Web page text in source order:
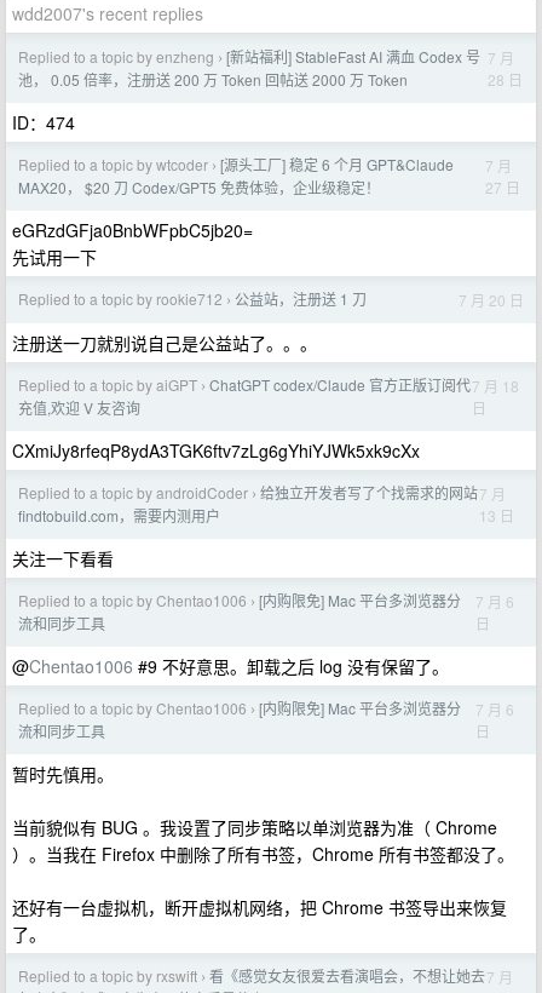
wdd2007's recent replies
Replied to a topic by enzheng › [新站福利] StableFast AI 满血 Codex 号
池， 0.05 倍率，注册送 200 万 Token 回帖送 2000 万 Token
7 月
28 日
ID：474
Replied to a topic by wtcoder › [源头工厂] 稳定 6 个月 GPT&Claude
MAX20， $20 刀 Codex/GPT5 免费体验，企业级稳定！
7 月
27 日
eGRzdGFja0BnbWFpbC5jb20=
先试用一下
Replied to a topic by rookie712 › 公益站，注册送 1 刀 7 月 20 日
注册送一刀就别说自己是公益站了。。。
Replied to a topic by aiGPT › ChatGPT codex/Claude 官方正版订阅代
充值,欢迎 V 友咨询
7 月 18
日
CXmiJy8rfeqP8ydA3TGK6ftv7zLg6gYhiYJWk5xk9cXx
Replied to a topic by androidCoder › 给独立开发者写了个找需求的网站
findtobuild.com，需要内测用户
7 月
13 日
关注一下看看
Replied to a topic by Chentao1006 › [内购限免] Mac 平台多浏览器分
流和同步工具
7 月 6
日
@Chentao1006 #9 不好意思。卸载之后 log 没有保留了。
Replied to a topic by Chentao1006 › [内购限免] Mac 平台多浏览器分
流和同步工具
7 月 6
日
暂时先慎用。
当前貌似有 BUG 。我设置了同步策略以单浏览器为准（ Chrome
）。当我在 Firefox 中删除了所有书签，Chrome 所有书签都没了。
还好有一台虚拟机，断开虚拟机网络，把 Chrome 书签导出来恢复
了。
Replied to a topic by rxswift › 看《感觉女友很爱去看演唱会，不想让她去7 月